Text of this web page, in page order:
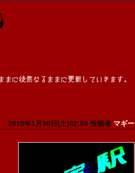
2010年1月30日(土)02:59 投稿者 マギー